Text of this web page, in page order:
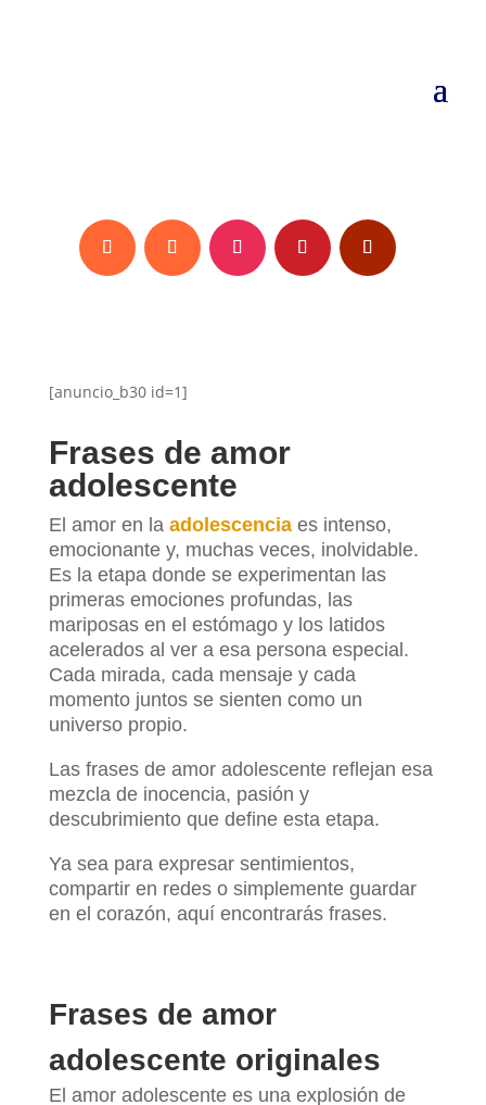
[anuncio_b30 id=1]
Frases de amor
adolescente
El amor en la adolescenciaes intenso,
emocionante y, muchas veces, inolvidable.
Es la etapa donde se experimentan las
primeras emociones profundas, las
mariposas en el estómago y los latidos
acelerados al ver a esa persona especial.
Cada mirada, cada mensaje y cada
momento juntos se sienten como un
universo propio.
Las frases de amor adolescente reflejan esa
mezcla de inocencia, pasión y
descubrimiento que define esta etapa.
Ya sea para expresar sentimientos,
compartir en redes o simplemente guardar
en el corazón, aquí encontrarás frases.
Frases de amor
adolescente originales
El amor adolescente es una explosión de